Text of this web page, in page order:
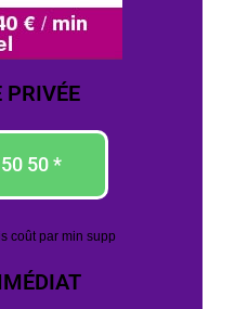
PRIVÉE
50 *
coût par min supp